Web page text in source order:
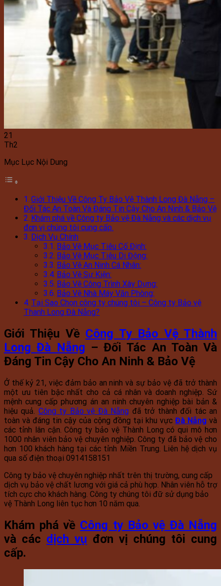
21
Th2
Mục Lục Nội Dung
Giới Thiệu Về Công Ty Bảo Vệ Thành Long Đà Nẵng –
Đối Tác An Toàn Và Đáng Tin Cậy Cho An Ninh & Bảo Vệ
Khám phá về Công ty Bảo vệ Đà Nẵng và các dịch vụ
đơn vị chúng tôi cung cấp.
Dịch Vụ Chính
Bảo Vệ Mục Tiêu Cố Định:
Bảo Vệ Mục Tiêu Di Động:
Bảo Vệ An Ninh Cá Nhân:
Bảo Vệ Sự Kiện:
Bảo Vệ Công Trình Xây Dựng:
Bảo Vệ Nhà Máy Văn Phòng:
Tại Sao Chọn công ty chúng tôi – Công ty Bảo vệ
Thanh Long Đà Nẵng?
Giới Thiệu Về Công Ty Bảo Vệ Thành
Long Đà Nẵng – Đối Tác An Toàn Và
Đáng Tin Cậy Cho An Ninh & Bảo Vệ
Ở thế kỷ 21, việc đảm bảo an ninh và sự bảo vệ đã trở thành
một ưu tiên bậc nhất cho cả cá nhân và doanh nghiệp. Sứ
mệnh cung cấp phương án an ninh chuyên nghiệp bài bản &
hiệu quả. Công ty Bảo vệ Đà Nẵng đã trở thành đối tác an
toàn và đáng tin cậy của cộng đồng tại khu vực Đà Nẵng và
các tỉnh lân cận. Công ty bảo vệ Thành Long có qui mô hơn
1000 nhân viên bảo vệ chuyên nghiệp. Công ty đã bảo vệ cho
hơn 100 khách hàng tại các tỉnh Miền Trung. Liên hệ dịch vụ
qua số điện thoại 0914158151
Công ty bảo vệ chuyên nghiệp nhất trên thị trường, cung cấp
dịch vụ bảo vệ chất lương với giá cả phù hợp. Nhân viên hỗ trợ
tích cực cho khách hàng. Công ty chúng tôi đữ sử dụng bảo
vệ Thành Long liên tục hơn 10 năm qua.
Khám phá về Công ty Bảo vệ Đà Nẵng
và các dịch vụ đơn vị chúng tôi cung
cấp.